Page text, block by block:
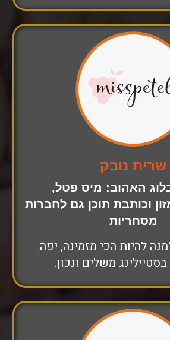
שרית נובק
האהוב: מיס פטל,
וכותבת תוכן גם לחברות
מסחריות
להיות הכי מזמינה, יפה
משלים ונכון.